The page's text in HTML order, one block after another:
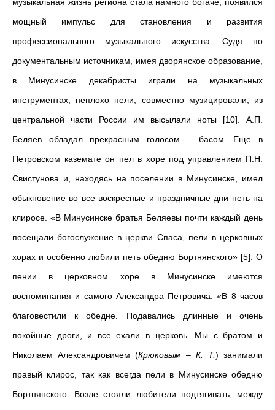
мощный импульс для становления и развития
профессионального музыкального искусства. Судя по
документальным источникам, имея дворянское образование,
в Минусинске декабристы играли на музыкальных
инструментах, неплохо пели, совместно музицировали, из
центральной части России им высылали ноты [10]. А.П.
Беляев обладал прекрасным голосом – басом. Еще в
Петровском каземате он пел в хоре под управлением П.Н.
Свистунова и, находясь на поселении в Минусинске, имел
обыкновение во все воскресные и праздничные дни петь на
клиросе. «В Минусинске братья Беляевы почти каждый день
посещали богослужение в церкви Спаса, пели в церковных
хорах и особенно любили петь обедню Бортнянского» [5]. О
пении в церковном хоре в Минусинске имеются
воспоминания и самого Александра Петровича: «В 8 часов
благовестили к обедне. Подавались длинные и очень
покойные дроги, и все ехали в церковь. Мы с братом и
Николаем Александровичем (Крюковым – К. Т.) занимали
правый клирос, так как всегда пели в Минусинске обедню
Бортнянского. Возле стояли любители подтягивать, между